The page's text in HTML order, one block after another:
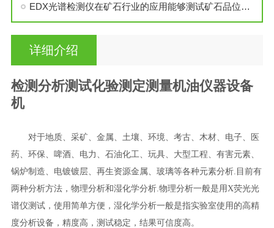
EDX光谱检测仪在矿石行业的应用能够测试矿石品位是多少
详细介绍
检测分析测试化验测定测量机油仪器设备
机
对于地质、采矿、金属、土壤、环境、考古、木材、电子、医
药、环保、啤酒、电力、石油化工、玩具、大型工程、 有害元素、
锅炉制造、 电镀镀层、再生资源金属、玻璃等各种元素分析.目前有
两种分析方法，物理分析和湿化学分析. 物理分析一般是用 X荧光光
谱仪测试，使用简单方便，湿化学分析一般是指实验室使用的高精
度分析设备，精度高，测试稳定，结果可信度高。